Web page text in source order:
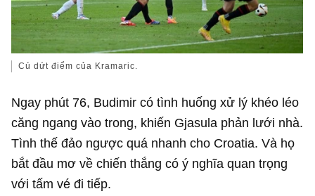
Cú dứt điểm của Kramaric.
Ngay phút 76, Budimir có tình huống xử lý khéo léo
căng ngang vào trong, khiến Gjasula phản lưới nhà.
Tình thế đảo ngược quá nhanh cho Croatia. Và họ
bắt đầu mơ về chiến thắng có ý nghĩa quan trọng
với tấm vé đi tiếp.